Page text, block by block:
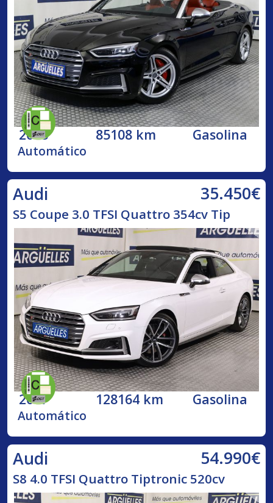
2018 85108 km Gasolina
Automático
Audi 35.450€
S5 Coupe 3.0 TFSI Quattro 354cv Tip
2017 128164 km Gasolina
Automático
Audi 54.990€
S8 4.0 TFSI Quattro Tiptronic 520cv